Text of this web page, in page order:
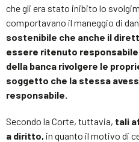
che gli era stato inibito lo
comportavano il maneggio di
sostenibile che anche il
essere ritenuto
della banca rivolgere le
soggetto che la stessa
responsabile.
Secondo la Corte, tuttavia, tali
a diritto, in quanto il motivo di